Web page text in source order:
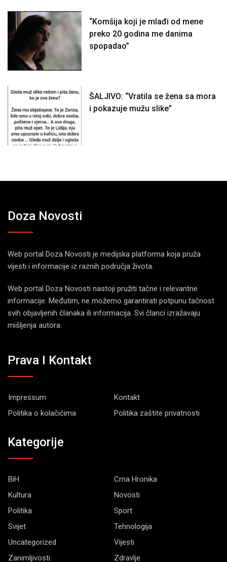
“Komšija koji je mlađi od mene
preko 20 godina me danima
spopadao”
ŠALJIVO: “Vratila se žena sa mora
i pokazuje mužu slike”
Doza Novosti
Web portal Doza Novosti je medijska platforma koja pruža
vijesti i informacije iz raznih područja života.
Web portal Doza Novosti nastoji pružiti tačne i relevantne
informacije. Međutim, ne možemo garantirati potpunu tačnost
svih objavljenih članaka ili informacija. Svi članci izražavaju
mišljenja autora.
Prava I Kontakt
Impressum
Kontakt
Politika o kolačićima
Politika zaštite privatnosti
Kategorije
BiH
Crna Hronika
Kultura
Novosti
Politika
Sport
Svijet
Tehnologija
Uncategorized
Vijesti
Zanimljivosti
Zdravlje